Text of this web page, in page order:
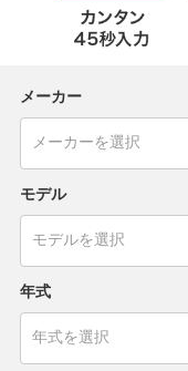
メーカー
モデル
年式